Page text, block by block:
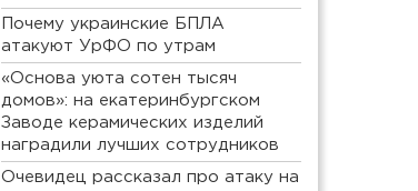
Почему украинские БПЛА
атакуют УрФО по утрам
«Основа уюта сотен тысяч
домов»: на екатеринбургском
Заводе керамических изделий
наградили лучших сотрудников
Очевидец рассказал про атаку на